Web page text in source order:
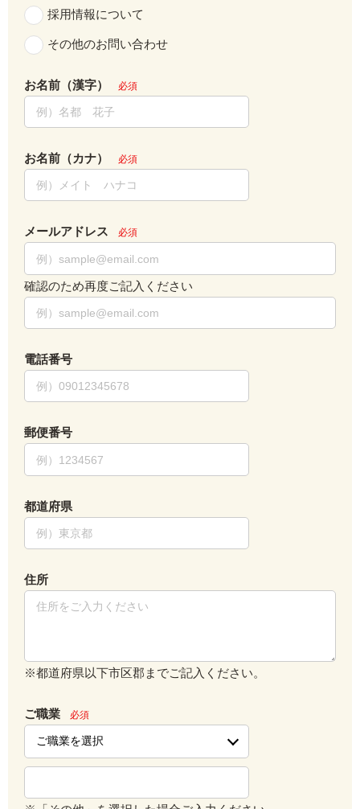
採用情報について
その他のお問い合わせ
お名前（漢字） 必須
お名前（カナ） 必須
メールアドレス 必須
確認のため再度ご記入ください
電話番号
郵便番号
都道府県
住所
※都道府県以下市区郡までご記入ください。
ご職業 必須